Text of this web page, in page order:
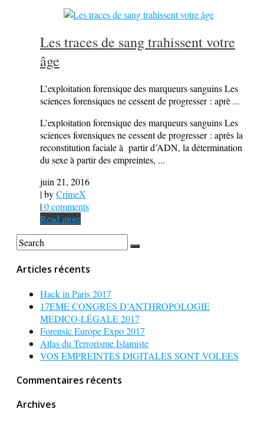
Les traces de sang trahissent votre
âge
L’exploitation forensique des marqueurs sanguins Les
sciences forensiques ne cessent de progresser : aprè ...
L’exploitation forensique des marqueurs sanguins Les
sciences forensiques ne cessent de progresser : après la
reconstitution faciale à partir d’ADN, la détermination
du sexe à partir des empreintes, ...
juin 21, 2016
| byCrimeX
|0 comments
Read more
Articles récents
Hack in Paris 2017
17EME CONGRES D’ANTHROPOLOGIE
MEDICO-LÉGALE 2017
Forensic Europe Expo 2017
Atlas du Terrorisme Islamiste
VOS EMPREINTES DIGITALES SONT VOLEES
Commentaires récents
Archives